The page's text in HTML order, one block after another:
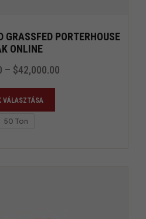
GRASSFED PORTERHOUSE
ONLINE
– $42,000.00
VÁLASZTÁSA
50 Ton